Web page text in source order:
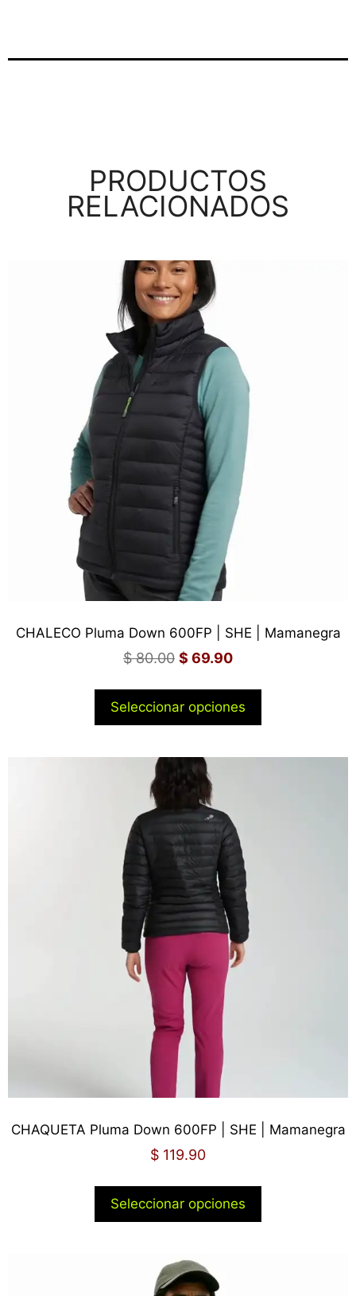
PRODUCTOS
RELACIONADOS
CHALECO Pluma Down 600FP | SHE | Mamanegra
$80.00 $ 69.90
Seleccionar opciones
CHAQUETA Pluma Down 600FP | SHE | Mamanegra
$ 119.90
Seleccionar opciones